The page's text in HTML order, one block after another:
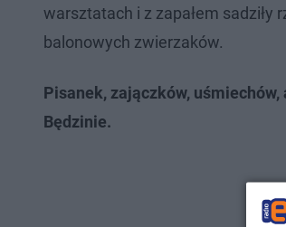
warsztatach i z zapałem sadziły
balonowych zwierzaków.
Pisanek, zajączków,
Będzinie.